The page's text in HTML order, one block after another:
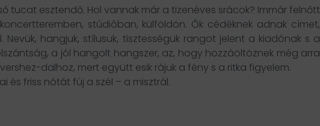
tucat esztendő. Hol vannak már a tizenéves srácok? Immár felnőtt
stúdióban, külföldön. Ők cédéknek adnak címet,
Nevük, hangjuk, stílusuk, tisztességük rangot jelent a kiadónak s a
a jól hangolt hangszer, az, hogy hozzáöltöznek még arra
dalhoz, mert együtt esik rájuk a fény s a ritka figyelem.
és friss nótát fúj a szél – a misztrál.